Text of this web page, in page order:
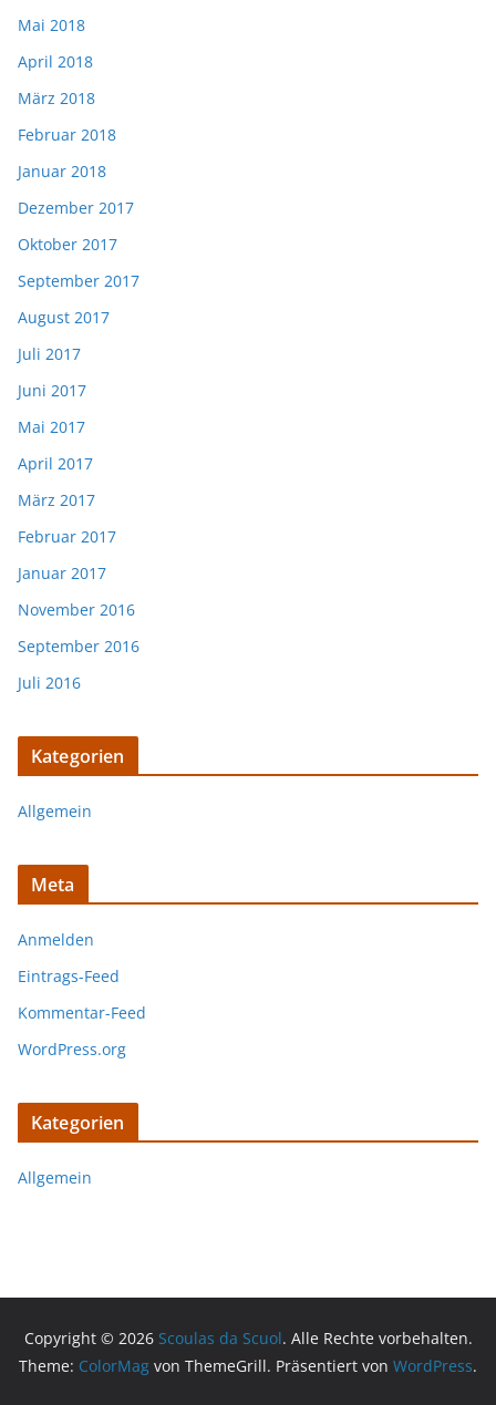
Mai 2018
April 2018
März 2018
Februar 2018
Januar 2018
Dezember 2017
Oktober 2017
September 2017
August 2017
Juli 2017
Juni 2017
Mai 2017
April 2017
März 2017
Februar 2017
Januar 2017
November 2016
September 2016
Juli 2016
Kategorien
Allgemein
Meta
Anmelden
Eintrags-Feed
Kommentar-Feed
WordPress.org
Kategorien
Allgemein
Copyright © 2026 Scoulas da Scuol. Alle Rechte vorbehalten.
Theme: ColorMag von ThemeGrill. Präsentiert von WordPress.